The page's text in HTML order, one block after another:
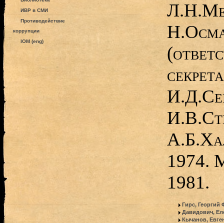
ИВР в СМИ
Противодействие
коррупции
IOM (eng)
1974.
1981.
Гирс, Георгий
Давидович,
Кычанов,